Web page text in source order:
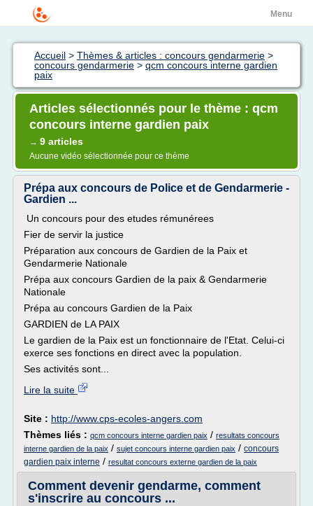
Menu
Accueil > Thèmes & articles : concours gendarmerie >
concours gendarmerie > qcm concours interne gardien
paix
Articles sélectionnés pour le thème : qcm
concours interne gardien paix
→ 9 articles
Aucune vidéo sélectionnée pour ce thème
Prépa aux concours de Police et de Gendarmerie -
Gardien ...
Un concours pour des etudes rémunérees
Fier de servir la justice
Préparation aux concours de Gardien de la Paix et
Gendarmerie Nationale
Prépa aux concours Gardien de la paix & Gendarmerie
Nationale
Prépa au concours Gardien de la Paix
GARDIEN de LA PAIX
Le gardien de la Paix est un fonctionnaire de l'Etat. Celui-ci
exerce ses fonctions en direct avec la population.
Ses activités sont...
Lire la suite
Site : http://www.cps-ecoles-angers.com
Thèmes liés : qcm concours interne gardien paix / resultats concours
interne gardien de la paix / sujet concours interne gardien paix / concours
gardien paix interne / resultat concours externe gardien de la paix
Comment devenir gendarme, comment
s'inscrire au concours ...